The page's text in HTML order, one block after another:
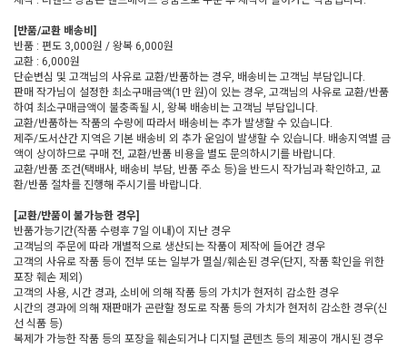
[반품/교환 배송비]
반품 : 편도 3,000원 / 왕복 6,000원
교환 : 6,000원
단순변심 및 고객님의 사유로 교환/반품하는 경우, 배송비는 고객님 부담입니다.
판매 작가님이 설정한 최소구매금액(1만 원)이 있는 경우, 고객님의 사유로 교환/반품
하여 최소구매금액이 불충족될 시, 왕복 배송비는 고객님 부담입니다.
교환/반품하는 작품의 수량에 따라서 배송비는 추가 발생할 수 있습니다.
제주/도서산간 지역은 기본 배송비 외 추가 운임이 발생할 수 있습니다. 배송지역별 금
액이 상이하므로 구매 전, 교환/반품 비용을 별도 문의하시기를 바랍니다.
교환/반품 조건(택배사, 배송비 부담, 반품 주소 등)을 반드시 작가님과 확인하고, 교
환/반품 절차를 진행해 주시기를 바랍니다.
[교환/반품이 불가능한 경우]
반품가능기간(작품 수령후 7일 이내)이 지난 경우
고객님의 주문에 따라 개별적으로 생산되는 작품이 제작에 들어간 경우
고객의 사유로 작품 등이 전부 또는 일부가 멸실/훼손된 경우(단지, 작품 확인을 위한
포장 훼손 제외)
고객의 사용, 시간 경과, 소비에 의해 작품 등의 가치가 현저히 감소한 경우
시간의 경과에 의해 재판매가 곤란할 정도로 작품 등의 가치가 현저히 감소한 경우(신
선 식품 등)
복제가 가능한 작품 등의 포장을 훼손되거나 디지털 콘텐츠 등의 제공이 개시된 경우